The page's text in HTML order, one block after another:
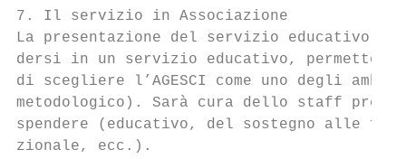
7. Il servizio in Associazione
La presentazione del servizio educativo
dersi in un servizio educativo,
di scegliere l’AGESCI come uno degli
metodologico). Sarà cura dello staff
spendere (educativo, del sostegno alle
zionale, ecc.).